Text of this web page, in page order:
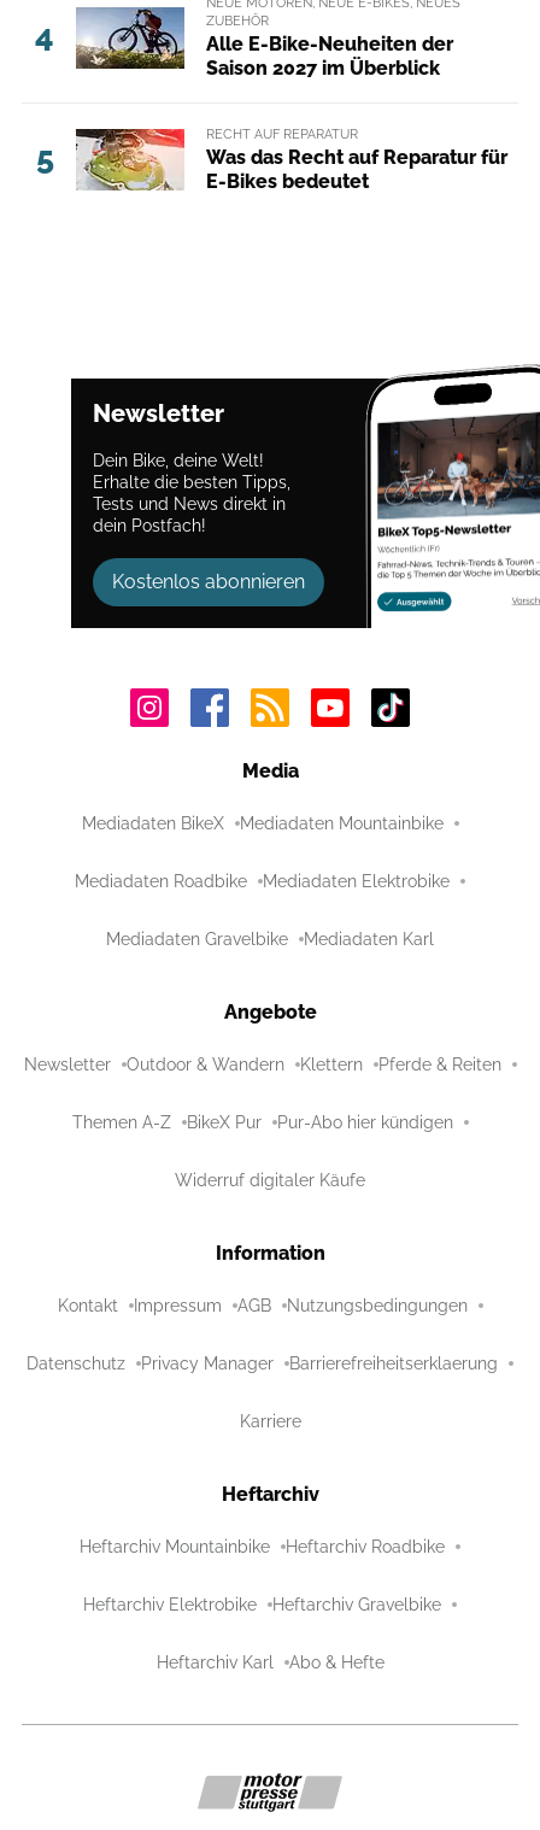
4
ZUBEHÖR
Alle E-Bike-Neuheiten der
Saison 2027 im Überblick
5
RECHT AUF REPARATUR
Was das Recht auf Reparatur für
E-Bikes bedeutet
Newsletter
Dein Bike, deine Welt!
Erhalte die besten Tipps,
Tests und News direkt in
dein Postfach!
Kostenlos abonnieren
Media
Mediadaten BikeX Mediadaten Mountainbike
Mediadaten Roadbike Mediadaten Elektrobike
Mediadaten Gravelbike Mediadaten Karl
Angebote
Newsletter Outdoor & Wandern Klettern Pferde & Reiten
Themen A-Z BikeX Pur Pur-Abo hier kündigen
Widerruf digitaler Käufe
Information
Kontakt Impressum AGB Nutzungsbedingungen
Datenschutz Privacy Manager Barrierefreiheitserklaerung
Karriere
Heftarchiv
Heftarchiv Mountainbike Heftarchiv Roadbike
Heftarchiv Elektrobike Heftarchiv Gravelbike
Heftarchiv Karl Abo & Hefte